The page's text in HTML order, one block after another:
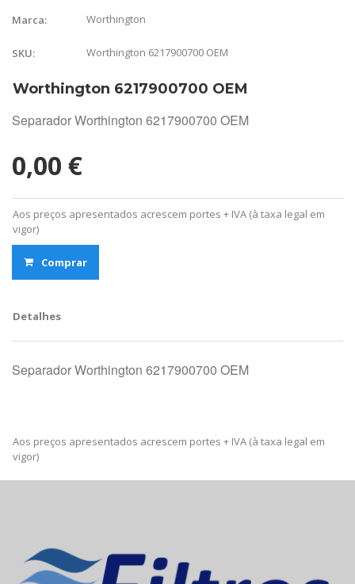
Marca: Worthington
SKU: Worthington 6217900700 OEM
Worthington 6217900700 OEM
Separador Worthington 6217900700 OEM
0,00 €
Aos preços apresentados acrescem portes + IVA (à taxa legal em
vigor)
Comprar
Detalhes
Separador Worthington 6217900700 OEM
Aos preços apresentados acrescem portes + IVA (à taxa legal em
vigor)